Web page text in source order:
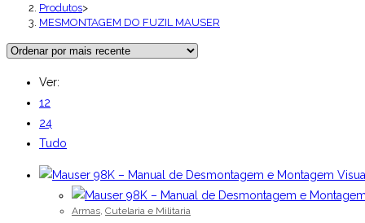
Produtos>
MESMONTAGEM DO FUZIL MAUSER
Ver:
12
24
Tudo
Armas, Cutelaria e Militaria